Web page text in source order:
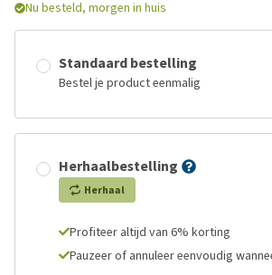
Nu besteld, morgen in huis
Standaard bestelling
Bestel je product eenmalig
Herhaalbestelling
Herhaal
Profiteer altijd van 6% korting
Pauzeer of annuleer eenvoudig